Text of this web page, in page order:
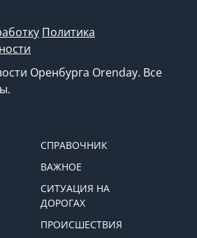
Политика
Оренбурга Orenday. Все
СПРАВОЧНИК
ВАЖНОЕ
СИТУАЦИЯ НА
ДОРОГАХ
ПРОИСШЕСТВИЯ